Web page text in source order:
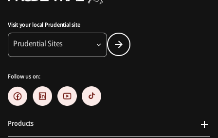
Visit your local Prudential site
Prudential Sites
Follow us on:
Products